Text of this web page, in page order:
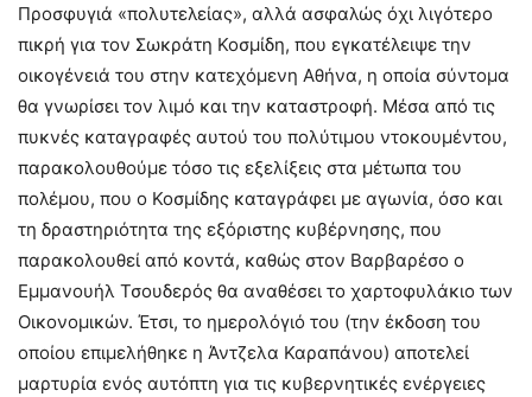
Προσφυγιά «πολυτελείας», αλλά ασφαλώς όχι λιγότερο
πικρή για τον Σωκράτη Κοσμίδη, που εγκατέλειψε την
οικογένειά του στην κατεχόμενη Αθήνα, η οποία σύντομα
θα γνωρίσει τον λιμό και την καταστροφή. Μέσα από τις
πυκνές καταγραφές αυτού του πολύτιμου ντοκουμέντου,
παρακολουθούμε τόσο τις εξελίξεις στα μέτωπα του
πολέμου, που ο Κοσμίδης καταγράφει με αγωνία, όσο και
τη δραστηριότητα της εξόριστης κυβέρνησης, που
παρακολουθεί από κοντά, καθώς στον Βαρβαρέσο ο
Εμμανουήλ Τσουδερός θα αναθέσει το χαρτοφυλάκιο των
Οικονομικών. Έτσι, το ημερολόγιό του (την έκδοση του
οποίου επιμελήθηκε η Άντζελα Καραπάνου) αποτελεί
μαρτυρία ενός αυτόπτη για τις κυβερνητικές ενέργειες